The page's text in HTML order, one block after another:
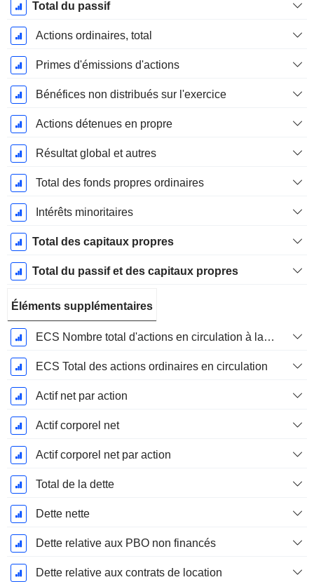
Total du passif
Actions ordinaires, total
Primes d'émissions d'actions
Bénéfices non distribués sur l'exercice
Actions détenues en propre
Résultat global et autres
Total des fonds propres ordinaires
Intérêts minoritaires
Total des capitaux propres
Total du passif et des capitaux propres
Éléments supplémentaires
ECS Nombre total d'actions en circulation à la date de dépôt
ECS Total des actions ordinaires en circulation
Actif net par action
Actif corporel net
Actif corporel net par action
Total de la dette
Dette nette
Dette relative aux PBO non financés
Dette relative aux contrats de location